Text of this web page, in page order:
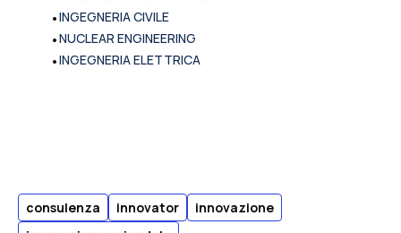
consulenza innovator
innovazione
•INGEGNERIA CIVILE
•NUCLEAR ENGINEERING
•INGEGNERIA ELETTRICA